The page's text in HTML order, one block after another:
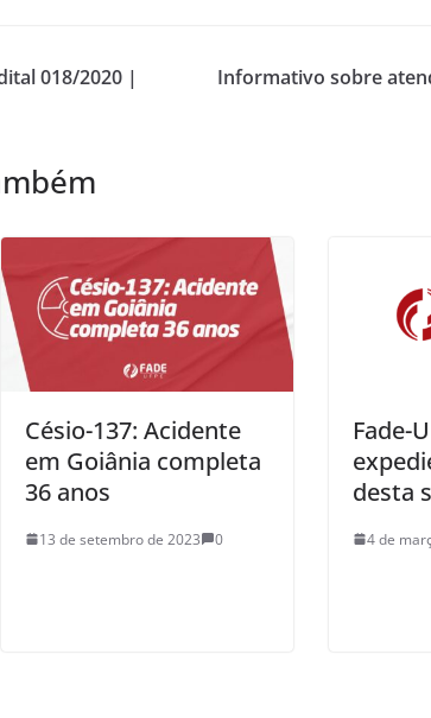
018/2020 |
Informativo sobre
Césio-137: Acidente
em Goiânia completa
36 anos
13 de setembro de 2023 0
Fade-
desta
4 de